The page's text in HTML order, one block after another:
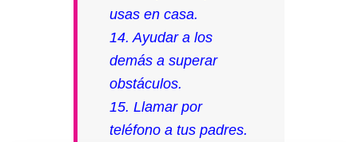
usas en casa.
14. Ayudar a los
demás a superar
obstáculos.
15. Llamar por
teléfono a tus padres.